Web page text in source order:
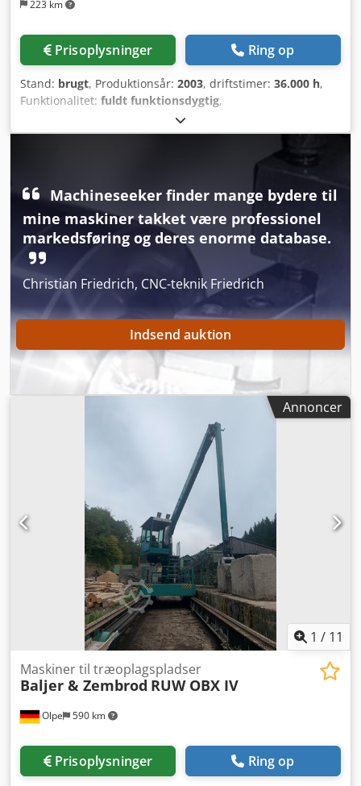
223 km
Prisoplysninger Ring op
Stand: brugt, Produktionsår: 2003, driftstimer: 36.000 h,
Funktionalitet: fuldt funktionsdygtig,
1658
mm, løftekapacitet:2.500 kg, sporbredde:3.000 mm,
, Byggeår: 2003 Maskinnummer: 1658
Dedpfxoyglfdo Amyjck Sporvidde (m): 3,0 Krantype: OBX II
Rækkevidde: 15,2 m Løftekapacitet uden grab: 1.900 kg /
15,2 m Grab: inklusiv Kranplacering: foran kabinen
Førerside: venstre Sav: 1,3 m Alpha !! Sælges på vegne af
kunde !!
Machineseeker finder mange bydere til
mine maskiner takket være professionel
markedsføring og deres enorme database.
Christian Friedrich, CNC-teknik Friedrich
Indsend auktion
Annoncer
1 / 11
Olpe 590 km
Maskiner til træoplagspladser
Baljer & Zembrod RUW OBX IV
Prisoplysninger Ring op